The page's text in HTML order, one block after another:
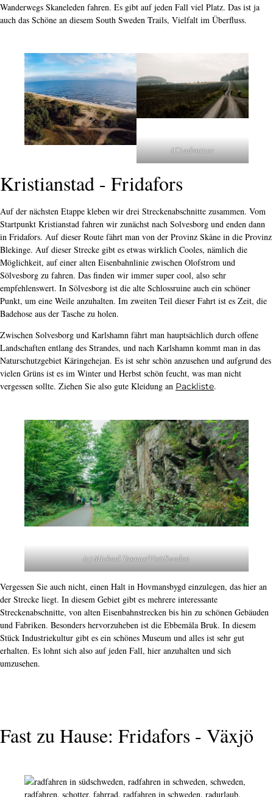
Wanderwegs Skaneleden fahren. Es gibt auf jeden Fall viel Platz. Das ist ja
auch das Schöne an diesem South Sweden Trails, Vielfalt im Überfluss.
(C) advntr.cc
Kristianstad - Fridafors
Auf der nächsten Etappe kleben wir drei Streckenabschnitte zusammen. Vom
Startpunkt Kristianstad fahren wir zunächst nach Solvesborg und enden dann
in Fridafors. Auf dieser Route fährt man von der Provinz Skåne in die Provinz
Blekinge. Auf dieser Strecke gibt es etwas wirklich Cooles, nämlich die
Möglichkeit, auf einer alten Eisenbahnlinie zwischen Olofstrom und
Sölvesborg zu fahren. Das finden wir immer super cool, also sehr
empfehlenswert. In Sölvesborg ist die alte Schlossruine auch ein schöner
Punkt, um eine Weile anzuhalten. Im zweiten Teil dieser Fahrt ist es Zeit, die
Badehose aus der Tasche zu holen.
Zwischen Solvesborg und Karlshamn fährt man hauptsächlich durch offene
Landschaften entlang des Strandes, und nach Karlshamn kommt man in das
Naturschutzgebiet Käringehejan. Es ist sehr schön anzusehen und aufgrund des
vielen Grüns ist es im Winter und Herbst schön feucht, was man nicht
vergessen sollte. Ziehen Sie also gute Kleidung an Packliste.
(c) Mickael Tannus/VisitSweden
Vergessen Sie auch nicht, einen Halt in Hovmansbygd einzulegen, das hier an
der Strecke liegt. In diesem Gebiet gibt es mehrere interessante
Streckenabschnitte, von alten Eisenbahnstrecken bis hin zu schönen Gebäuden
und Fabriken. Besonders hervorzuheben ist die Ebbemåla Bruk. In diesem
Stück Industriekultur gibt es ein schönes Museum und alles ist sehr gut
erhalten. Es lohnt sich also auf jeden Fall, hier anzuhalten und sich
umzusehen.
Fast zu Hause: Fridafors - Växjö